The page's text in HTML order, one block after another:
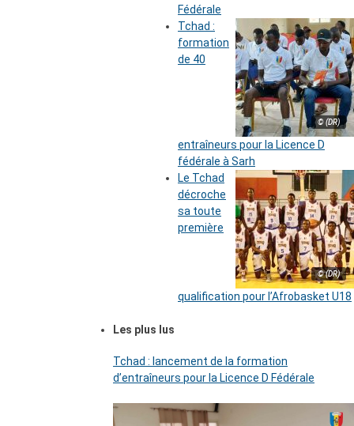
Fédérale
© (DR)
Tchad :
formation
de 40
entraîneurs pour la Licence D
fédérale à Sarh
© (DR)
Le Tchad
décroche
sa toute
première
qualification pour l’Afrobasket U18
Les plus lus
Tchad : lancement de la formation
d’entraîneurs pour la Licence D Fédérale